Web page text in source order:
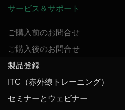
サービス＆サポート
ご購入前のお問合せ
ご購入後のお問合せ
製品登録
ITC（赤外線トレーニング）
セミナーとウェビナー